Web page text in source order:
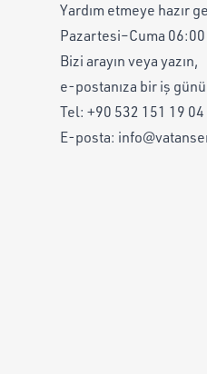
Yardım etmeye hazır
Pazartesi–Cuma 06:00
Bizi arayın veya yazın,
e-postanıza bir iş
Tel: +90 532 151 19 04
E-posta: